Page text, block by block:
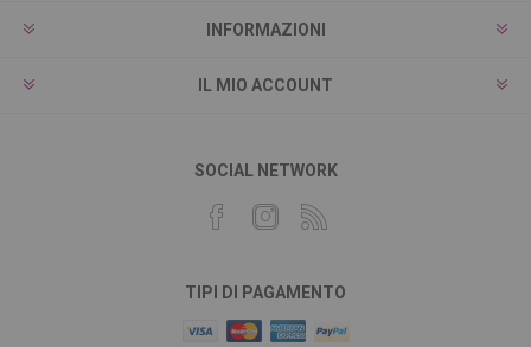
INFORMAZIONI
IL MIO ACCOUNT
SOCIAL NETWORK
TIPI DI PAGAMENTO